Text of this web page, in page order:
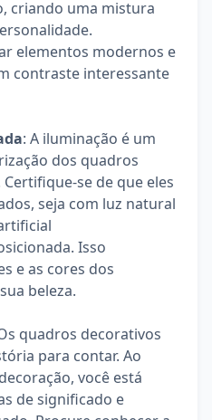
criando uma mistura
elementos modernos e
contraste interessante
: A iluminação é um
dos quadros
se de que eles
seja com luz natural
Isso
e as cores dos
beleza.
quadros decorativos
para contar. Ao
você está
de significado e